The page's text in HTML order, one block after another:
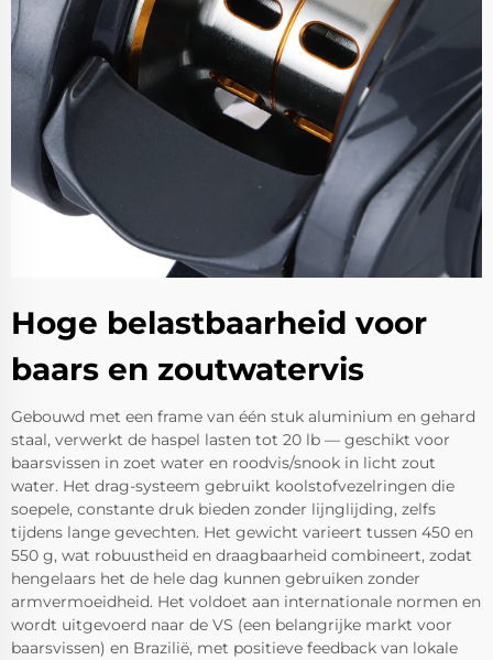
Hoge belastbaarheid voor
baars en zoutwatervis
Gebouwd met een frame van één stuk aluminium en gehard
staal, verwerkt de haspel lasten tot 20 lb — geschikt voor
baarsvissen in zoet water en roodvis/snook in licht zout
water. Het drag-systeem gebruikt koolstofvezelringen die
soepele, constante druk bieden zonder lijnglijding, zelfs
tijdens lange gevechten. Het gewicht varieert tussen 450 en
550 g, wat robuustheid en draagbaarheid combineert, zodat
hengelaars het de hele dag kunnen gebruiken zonder
armvermoeidheid. Het voldoet aan internationale normen en
wordt uitgevoerd naar de VS (een belangrijke markt voor
baarsvissen) en Brazilië, met positieve feedback van lokale